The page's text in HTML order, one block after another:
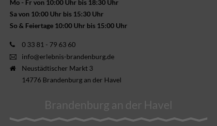
Mo - Fr von 10:00 Uhr bis 18:30 Uhr
Sa von 10:00 Uhr bis 15:30 Uhr
So & Feiertage 10:00 Uhr bis 15:00 Uhr
0 33 81 - 79 63 60
info@erlebnis-brandenburg.de
Neustädtischer Markt 3
14776 Brandenburg an der Havel
Brandenburg an der Havel